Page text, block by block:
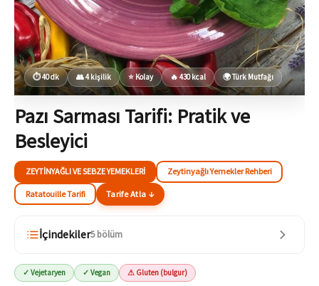
⏱ 40 dk 👥 4 kişilik ⭐ Kolay 🔥 430 kcal 🌍 Türk Mutfağı
Pazı Sarması Tarifi: Pratik ve
Besleyici
ZEYTINYAĞLI VE SEBZE YEMEKLERI Zeytinyağlı Yemekler Rehberi
Ratatouille Tarifi Tarife Atla ↓
İçindekiler5 bölüm
✓ Vejetaryen ✓ Vegan ⚠ Gluten (bulgur)